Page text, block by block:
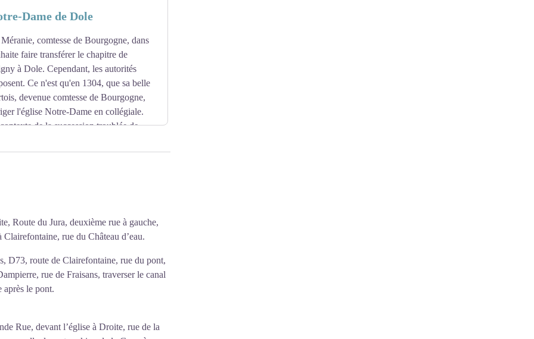
ingénieur d’étude, CNRS-Lyon
Dame de Dole
comtesse de Bourgogne, dans
faire transférer le chapitre de
à Dole. Cependant, les autorités
Ce n'est qu'en 1304, que sa belle
devenue comtesse de Bourgogne,
l'église Notre-Dame en collégiale.
de la succession troublée de
XI tente de conquérir la Franche-
à sa réalisation. Le 17
dans la grande salle du
neuf personnes, pour diriger les
à la fois dans les bas-côtés
archevêque de Besançon.
une église catholique romaine
Route du Jura, deuxième rue à gauche,
rue du Château d’eau.
D73, route de Clairefontaine, rue du pont,
rue de Fraisans, traverser le canal
après le pont.
Rue, devant l’église à Droite, rue de la